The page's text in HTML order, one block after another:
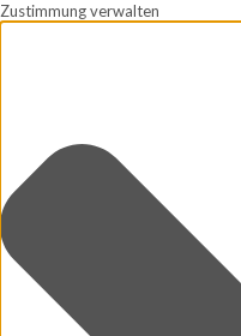
Zustimmung verwalten